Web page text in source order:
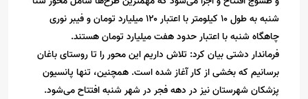
شنبه به طول ۱۰ کیلومتر با اعتبار ۱۲۰ میلیارد تومان و فیبر نوری
چاهگاه شنبه با اعتبار حدود هفت میلیارد تومان هستند.
فرماندار دشتی بیان کرد: تلاش داریم این محور را تا روستای باغان
برسانیم که بخشی از کار آغاز شده است. همچنین، تنها پانسیون
پزشکان شهرستان نیز در دهه فجر در شهر شنبه افتتاح می‌شود.